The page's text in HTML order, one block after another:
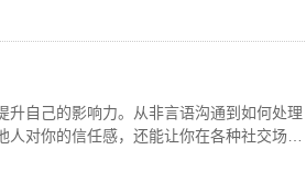
自己的影响力。从非言语沟通到如何处理
对你的信任感，还能让你在各种社交场合